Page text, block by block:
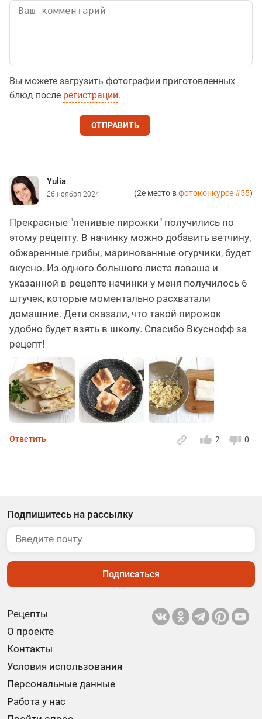
Вы можете загрузить фотографии приготовленных
блюд после регистрации.
ОТПРАВИТЬ
(2е место вфотоконкурсе #55)
Yulia
26 ноября 2024
Прекрасные "ленивые пирожки" получились по
этому рецепту. В начинку можно добавить ветчину,
обжаренные грибы, маринованные огурчики, будет
вкусно. Из одного большого листа лаваша и
указанной в рецепте начинки у меня получилось 6
штучек, которые моментально расхватали
домашние. Дети сказали, что такой пирожок
удобно будет взять в школу. Спасибо Вкуснофф за
рецепт!
0
2
Ответить
Рецепты
О проекте
Контакты
Условия использования
Персональные данные
Работа у нас
Подпишитесь на рассылку
Подписаться